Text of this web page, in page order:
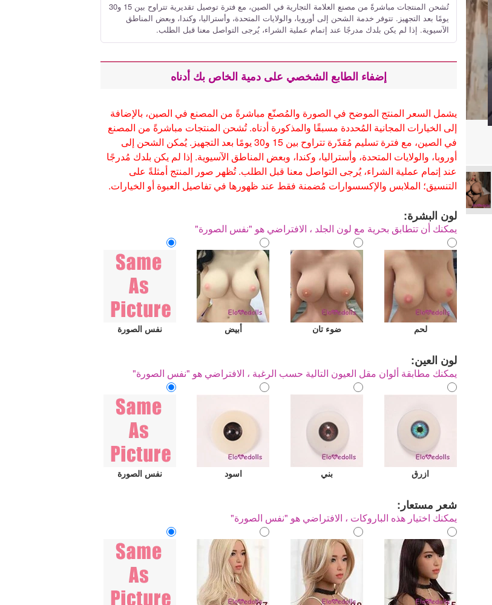
تُشحن المنتجات مباشرةً من مصنع العلامة التجارية في الصين، مع فترة توصيل تقديرية تتراوح بين 15 و30
يومًا بعد التجهيز. تتوفر خدمة الشحن إلى أوروبا، والولايات المتحدة، وأستراليا، وكندا، وبعض المناطق
الآسيوية. إذا لم يكن بلدك مدرجًا عند إتمام عملية الشراء، يُرجى التواصل معنا قبل الطلب.
إضفاء الطابع الشخصي على دمية الخاص بك أدناه
يشمل السعر المنتج الموضح في الصورة والمُصنّع مباشرةً من المصنع في الصين، بالإضافة
إلى الخيارات المجانية المُحددة مسبقًا والمذكورة أدناه. تُشحن المنتجات مباشرةً من المصنع
في الصين، مع فترة تسليم مُقدّرة تتراوح بين 15 و30 يومًا بعد التجهيز. يُمكن الشحن إلى
أوروبا، والولايات المتحدة، وأستراليا، وكندا، وبعض المناطق الآسيوية. إذا لم يكن بلدك مُدرجًا
عند إتمام عملية الشراء، يُرجى التواصل معنا قبل الطلب. تُظهر صور المنتج أمثلةً على
التنسيق؛ الملابس والإكسسوارات مُضمنة فقط عند ظهورها في تفاصيل العبوة أو الخيارات.
لون البشرة:
يمكنك أن تتطابق بحرية مع لون الجلد ، الافتراضي هو "نفس الصورة"
نفس الصورة أبيض ضوء تان لحم
لون العين:
يمكنك مطابقة ألوان مقل العيون التالية حسب الرغبة ، الافتراضي هو "نفس الصورة"
نفس الصورة اسود بني ازرق
شعر مستعار:
يمكنك اختيار هذه الباروكات ، الافتراضي هو "نفس الصورة"